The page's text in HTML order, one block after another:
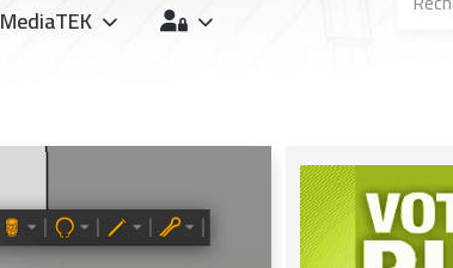
MediaTEK